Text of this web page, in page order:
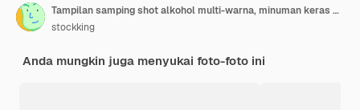
Tampilan samping shot alkohol multi-warna, minuman keras dengan irisan kiwi di atas meja
stockking
Anda mungkin juga menyukai foto-foto ini